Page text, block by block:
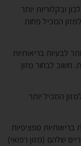
ובקלוריות יותר
המכיל פחות
לבעיות בריאותיות
חשוב לבחור מזון
המכיל יותר
בריאותיות ספציפיות
שלהם (מזון רפואי)